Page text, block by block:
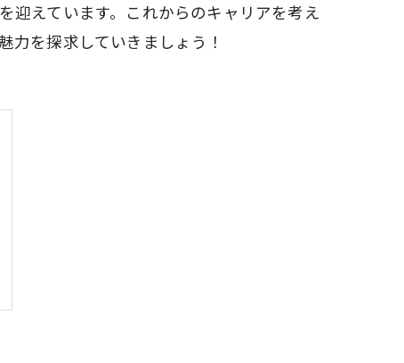
迎えています。これからのキャリアを考え
力を探求していきましょう！